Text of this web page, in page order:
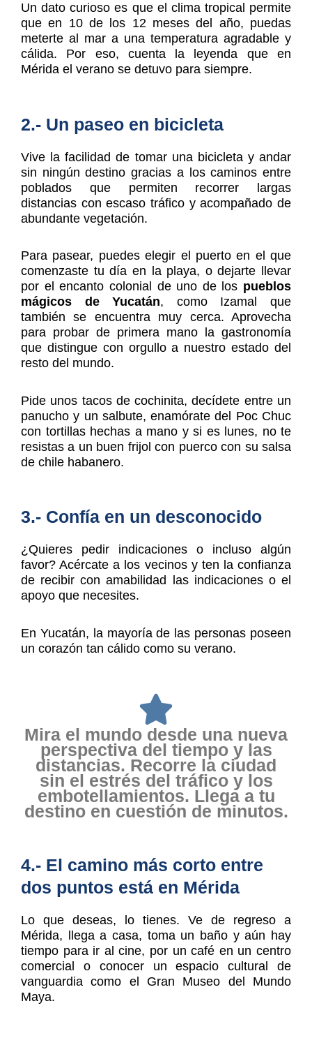
Un dato curioso es que el clima tropical permite
que en 10 de los 12 meses del año, puedas
meterte al mar a una temperatura agradable y
cálida. Por eso, cuenta la leyenda que en
Mérida el verano se detuvo para siempre.
2.- Un paseo en bicicleta
Vive la facilidad de tomar una bicicleta y andar
sin ningún destino gracias a los caminos entre
poblados que permiten recorrer largas
distancias con escaso tráfico y acompañado de
abundante vegetación.
Para pasear, puedes elegir el puerto en el que
comenzaste tu día en la playa, o dejarte llevar
por el encanto colonial de uno de los pueblos
mágicos de Yucatán, como Izamal que
también se encuentra muy cerca. Aprovecha
para probar de primera mano la gastronomía
que distingue con orgullo a nuestro estado del
resto del mundo.
Pide unos tacos de cochinita, decídete entre un
panucho y un salbute, enamórate del Poc Chuc
con tortillas hechas a mano y si es lunes, no te
resistas a un buen frijol con puerco con su salsa
de chile habanero.
3.- Confía en un desconocido
¿Quieres pedir indicaciones o incluso algún
favor? Acércate a los vecinos y ten la confianza
de recibir con amabilidad las indicaciones o el
apoyo que necesites.
En Yucatán, la mayoría de las personas poseen
un corazón tan cálido como su verano.
Mira el mundo desde una nueva
perspectiva del tiempo y las
distancias. Recorre la ciudad
sin el estrés del tráfico y los
embotellamientos. Llega a tu
destino en cuestión de minutos.
4.- El camino más corto entre
dos puntos está en Mérida
Lo que deseas, lo tienes. Ve de regreso a
Mérida, llega a casa, toma un baño y aún hay
tiempo para ir al cine, por un café en un centro
comercial o conocer un espacio cultural de
vanguardia como el Gran Museo del Mundo
Maya.